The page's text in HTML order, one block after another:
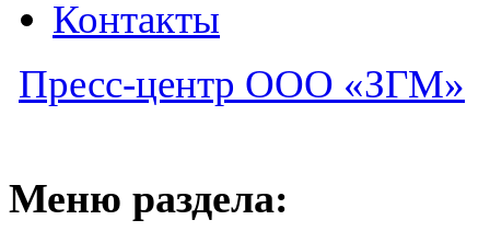
Контакты
Пресс-центр ООО «ЗГМ»
Меню раздела: